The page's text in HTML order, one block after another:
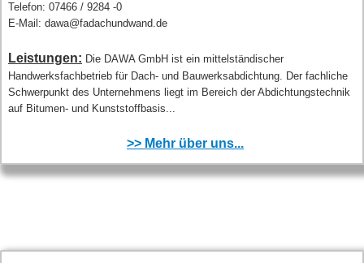
Telefon: 07466 / 9284 -0
E-Mail: dawa@fadachundwand.de
Leistungen: Die DAWA GmbH ist ein mittelständischer
Handwerksfachbetrieb für Dach- und Bauwerksabdichtung. Der fachliche
Schwerpunkt des Unternehmens liegt im Bereich der Abdichtungstechnik
auf Bitumen- und Kunststoffbasis...
>> Mehr über uns...